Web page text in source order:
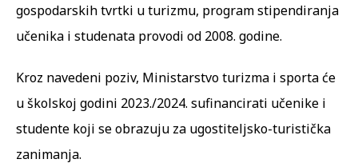
gospodarskih tvrtki u turizmu, program stipendiranja
učenika i studenata provodi od 2008. godine.
Kroz navedeni poziv, Ministarstvo turizma i sporta će
u školskoj godini 2023./2024. sufinancirati učenike i
studente koji se obrazuju za ugostiteljsko-turistička
zanimanja.